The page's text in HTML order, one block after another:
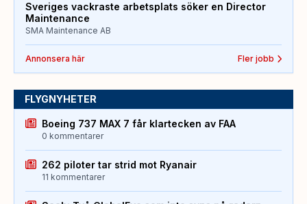
Sveriges vackraste arbetsplats söker en Director
Maintenance
SMA Maintenance AB
Annonsera här Fler jobb
FLYGNYHETER
Boeing 737 MAX 7 får klartecken av FAA
0 kommentarer
262 piloter tar strid mot Ryanair
11 kommentarer